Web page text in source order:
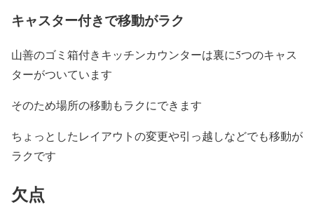
キャスター付きで移動がラク
山善のゴミ箱付きキッチンカウンターは裏に5つのキャス
ターがついています
そのため場所の移動もラクにできます
ちょっとしたレイアウトの変更や引っ越しなどでも移動が
ラクです
欠点